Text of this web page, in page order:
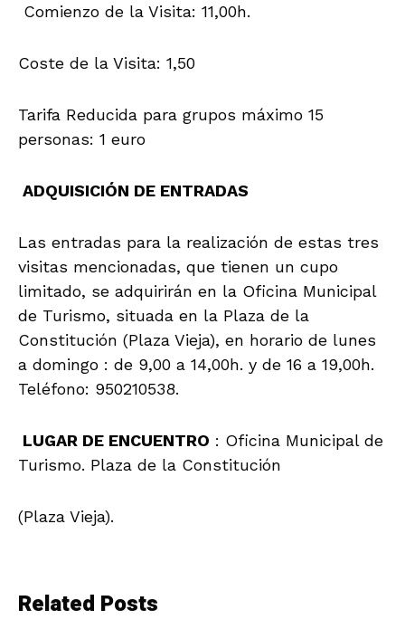
Comienzo de la Visita: 11,00h.
Coste de la Visita: 1,50
Tarifa Reducida para grupos máximo 15
personas: 1 euro
ADQUISICIÓN DE ENTRADAS
Las entradas para la realización de estas tres
visitas mencionadas, que tienen un cupo
limitado, se adquirirán en la Oficina Municipal
de Turismo, situada en la Plaza de la
Constitución (Plaza Vieja), en horario de lunes
a domingo : de 9,00 a 14,00h. y de 16 a 19,00h.
Teléfono: 950210538.
LUGAR DE ENCUENTRO : Oficina Municipal de
Turismo. Plaza de la Constitución
(Plaza Vieja).
Related Posts